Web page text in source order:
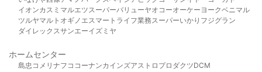
イオンカスミ マルエツスーパーバリューヤオコーオーケー ヨークベニマル
ツルヤマルト オギノ エスマート ライフ業務スーパーいかり フジグラン
ダイレックスサンエーイズミヤ
ホームセンター
島忠 コメリ ナフコ コーナンカインズアストロプロダクツDCM